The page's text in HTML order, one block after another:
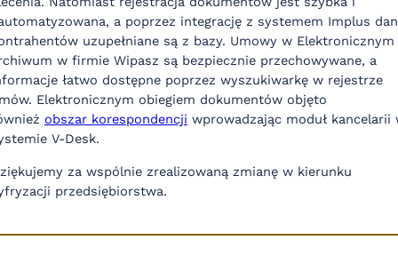
a poprzez integrację z systemem Implus
uzupełniane są z bazy. Umowy w Elektronicznym
w firmie Wipasz są bezpiecznie przechowywane, a
łatwo dostępne poprzez wyszukiwarkę w rejestrze
Elektronicznym obiegiem dokumentów objęto
obszar korespondencji wprowadzając moduł kancelarii
V-Desk.
za wspólnie zrealizowaną zmianę w kierunku
przedsiębiorstwa.